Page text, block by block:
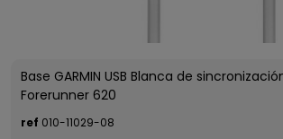
Base GARMIN USB Blanca de
Forerunner 620
ref 010-11029-08